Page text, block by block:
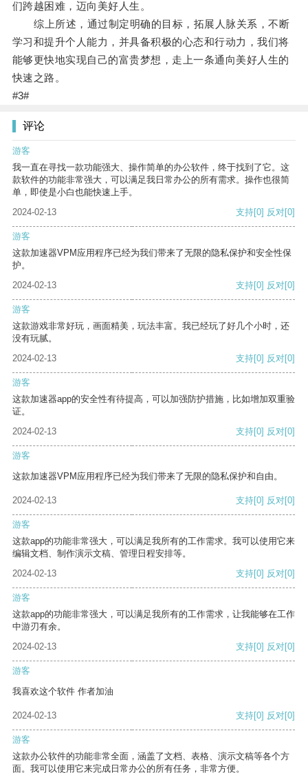
们跨越困难，迈向美好人生。
综上所述，通过制定明确的目标，拓展人脉关系，不断
学习和提升个人能力，并具备积极的心态和行动力，我们将
能够更快地实现自己的富贵梦想，走上一条通向美好人生的
快速之路。
#3#
评论
游客
我一直在寻找一款功能强大、操作简单的办公软件，终于找到了它。这
款软件的功能非常强大，可以满足我日常办公的所有需求。操作也很简
单，即使是小白也能快速上手。
2024-02-13
支持[0] 反对[0]
游客
这款加速器VPM应用程序已经为我们带来了无限的隐私保护和安全性保
护。
2024-02-13
支持[0] 反对[0]
游客
这款游戏非常好玩，画面精美，玩法丰富。我已经玩了好几个小时，还
没有玩腻。
2024-02-13
支持[0] 反对[0]
游客
这款加速器app的安全性有待提高，可以加强防护措施，比如增加双重验
证。
2024-02-13
支持[0] 反对[0]
游客
这款加速器VPM应用程序已经为我们带来了无限的隐私保护和自由。
2024-02-13 支持[0] 反对[0]
游客
这款app的功能非常强大，可以满足我所有的工作需求。我可以使用它来
编辑文档、制作演示文稿、管理日程安排等。
2024-02-13
支持[0] 反对[0]
游客
这款app的功能非常强大，可以满足我所有的工作需求，让我能够在工作
中游刃有余。
2024-02-13
支持[0] 反对[0]
游客
我喜欢这个软件 作者加油
2024-02-13 支持[0] 反对[0]
游客
这款办公软件的功能非常全面，涵盖了文档、表格、演示文稿等各个方
面。我可以使用它来完成日常办公的所有任务，非常方便。